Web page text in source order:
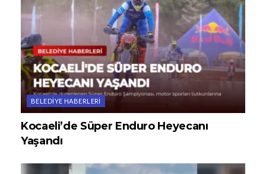
BELEDIYE HABERLERI
Kocaeli’de Süper Enduro Heyecanı
Yaşandı